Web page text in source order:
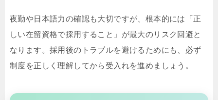
夜勤や日本語力の確認も大切ですが、根本的には「正
しい在留資格で採用すること」が最大のリスク回避と
なります。採用後のトラブルを避けるためにも、必ず
制度を正しく理解してから受入れを進めましょう。